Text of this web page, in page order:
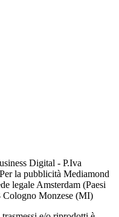
Digital - P.Iva
la pubblicità Mediamond
legale Amsterdam (Paesi
Monzese (MI)